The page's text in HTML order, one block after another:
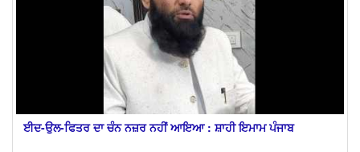
ਈਦ-ਉਲ-ਫਿਤਰ ਦਾ ਚੰਨ ਨਜ਼ਰ ਨਹੀਂ ਆਇਆ : ਸ਼ਾਹੀ ਇਮਾਮ ਪੰਜਾਬ